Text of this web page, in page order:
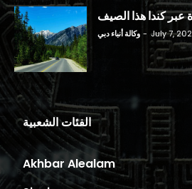
عبر كندا هذا الصيف
وكالة أنباء دبي - July 7,
الفئات الشعبية
Akhbar Alealam